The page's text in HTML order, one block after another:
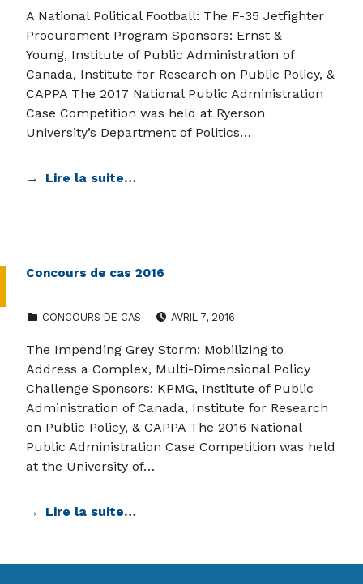
A National Political Football: The F-35 Jetfighter
Procurement Program Sponsors: Ernst &
Young, Institute of Public Administration of
Canada, Institute for Research on Public Policy, &
CAPPA The 2017 National Public Administration
Case Competition was held at Ryerson
University’s Department of Politics…
Lire la suite…
Concours de cas 2016
CONCOURS DE CAS AVRIL 7, 2016
The Impending Grey Storm: Mobilizing to
Address a Complex, Multi-Dimensional Policy
Challenge Sponsors: KPMG, Institute of Public
Administration of Canada, Institute for Research
on Public Policy, & CAPPA The 2016 National
Public Administration Case Competition was held
at the University of…
Lire la suite…
Skip back to main navigation